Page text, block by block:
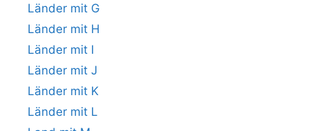
Länder mit G
Länder mit H
Länder mit I
Länder mit J
Länder mit K
Länder mit L